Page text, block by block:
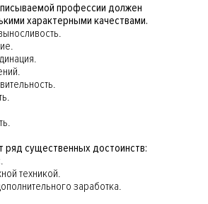
профессии должен
характерными качествами.
существенных достоинств:
техникой.
заработка.